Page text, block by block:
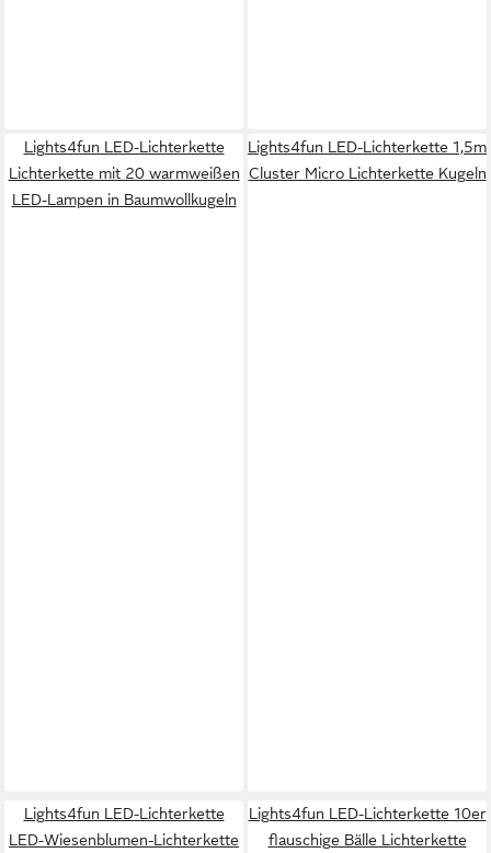
Lights4fun LED-Lichterkette
Lichterkette mit 20 warmweißen
LED-Lampen in Baumwollkugeln
Lights4fun LED-Lichterkette 1,5m
Cluster Micro Lichterkette Kugeln
Lights4fun LED-Lichterkette
LED-Wiesenblumen-Lichterkette
Lights4fun LED-Lichterkette 10er
flauschige Bälle Lichterkette